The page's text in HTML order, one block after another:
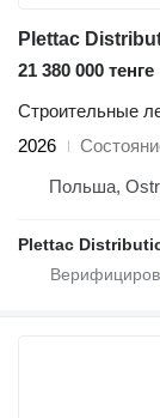
21 380 000 тенге
Строительные
2026
Польша,
Plettac